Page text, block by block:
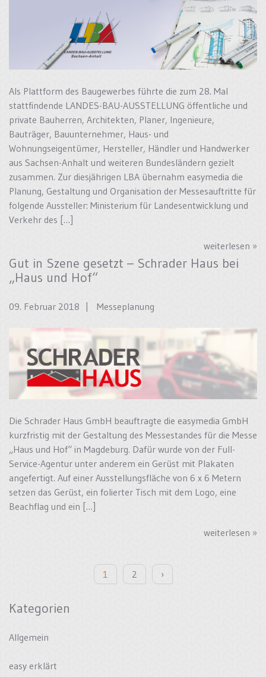
Als Plattform des Baugewerbes führte die zum 28. Mal
stattfindende LANDES-BAU-AUSSTELLUNG öffentliche und
private Bauherren, Architekten, Planer, Ingenieure,
Bauträger, Bauunternehmer, Haus- und
Wohnungseigentümer, Hersteller, Händler und Handwerker
aus Sachsen-Anhalt und weiteren Bundesländern gezielt
zusammen. Zur diesjährigen LBA übernahm easymedia die
Planung, Gestaltung und Organisation der Messesauftritte für
folgende Aussteller: Ministerium für Landesentwicklung und
Verkehr des […]
weiterlesen »
Gut in Szene gesetzt – Schrader Haus bei
„Haus und Hof“
09. Februar 2018 | Messeplanung
Die Schrader Haus GmbH beauftragte die easymedia GmbH
kurzfristig mit der Gestaltung des Messestandes für die Messe
„Haus und Hof“ in Magdeburg. Dafür wurde von der Full-
Service-Agentur unter anderem ein Gerüst mit Plakaten
angefertigt. Auf einer Ausstellungsfläche von 6 x 6 Metern
setzen das Gerüst, ein folierter Tisch mit dem Logo, eine
Beachflag und ein […]
weiterlesen »
1 2 ›
Kategorien
Allgemein
easy erklärt